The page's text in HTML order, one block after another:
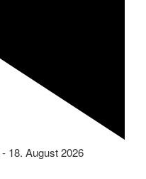
- 18. August 2026